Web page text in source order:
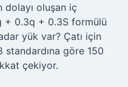
dolayı oluşan iç
+ 0.3q + 0.3S formülü
yük var? Çatı için
göre 150
çekiyor.